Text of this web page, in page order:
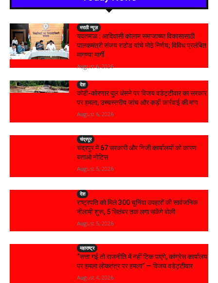
मराठी न्यूज़
यवतमाळ : आदिवासी कोलाम समाजाच्या विकासासाठी
पालकमंत्री संजय राठोड यांचे मोठे निर्णय; विविध प्रलंबित
मागण्या मार्गी
August 6, 2026
देश
कोठी-कोरणार पुल धंसने पर विजय वडेट्टीवार का सरकार
पर हमला, उच्चस्तरीय जांच और कड़ी कार्रवाई की मांग
August 6, 2026
चंद्रपूर
चंद्रपुर में 67 सरकारी और निजी कार्यालयों को कारण
बताओ नोटिस
August 5, 2026
देश
राष्ट्रपति को मिले 300 चुनिंदा उपहारों की सार्वजनिक
नीलामी शुरू, 5 सितंबर तक लगा सकेंगे बोली
August 5, 2026
महाराष्ट्र
“सत्ता गई तो राजनीति में नहीं टिक पाएंगे, कांग्रेस कार्यालय
पर हमला लोकतंत्र पर हमला” — विजय वडेट्टीवार
August 4, 2026